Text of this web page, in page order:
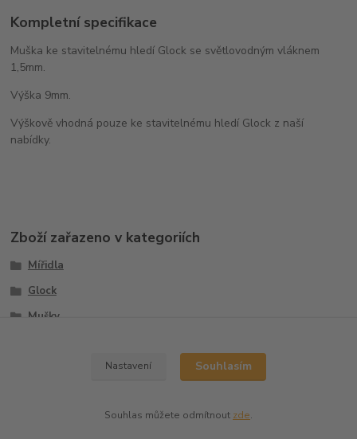
Kompletní specifikace
Muška ke stavitelnému hledí Glock se světlovodným vláknem
1,5mm.
Výška 9mm.
Výškově vhodná pouze ke stavitelnému hledí Glock z naší
nabídky.
Zboží zařazeno v kategoriích
Mířidla
Glock
Mušky
Nastavení Souhlasím
Souhlas můžete odmítnout zde.